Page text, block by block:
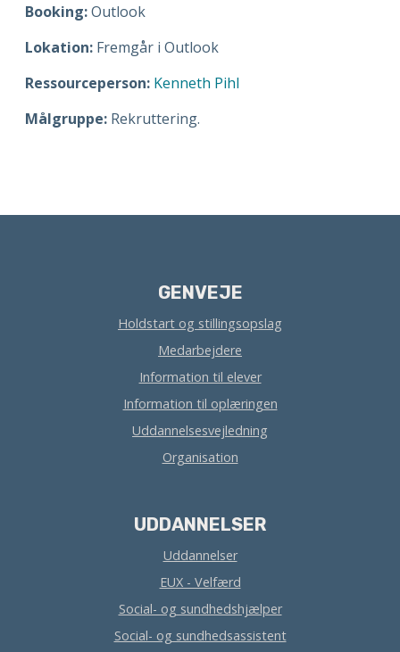
Booking:Outlook
Lokation: Fremgår i Outlook
Ressourceperson: Kenneth Pihl
Målgruppe: Rekruttering.
GENVEJE
Holdstart og stillingsopslag
Medarbejdere
Information til elever
Information til oplæringen
Uddannelsesvejledning
Organisation
UDDANNELSER
Uddannelser
EUX - Velfærd
Social- og sundhedshjælper
Social- og sundhedsassistent